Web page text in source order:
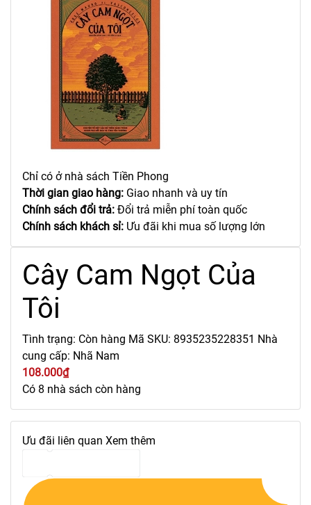
Chỉ có ở nhà sách Tiền Phong
Thời gian giao hàng: Giao nhanh và uy tín
Chính sách đổi trả: Đổi trả miễn phí toàn quốc
Chính sách khách sỉ: Ưu đãi khi mua số lượng lớn
Cây Cam Ngọt Của
Tôi
Tình trạng: Còn hàng Mã SKU: 8935235228351 Nhà
cung cấp: Nhã Nam
108.000₫
Có 8 nhà sách còn hàng
Ưu đãi liên quan Xem thêm